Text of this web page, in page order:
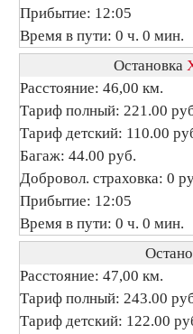
Прибытие: 12:05
Время в пути: 0 ч. 0 мин.
Остановка
Расстояние: 46,00 км.
Тариф полный: 221.00
Тариф детский: 110.00
Багаж: 44.00 руб.
Добровол. страховка: 0
Прибытие: 12:05
Время в пути: 0 ч. 0 мин.
Расстояние: 47,00 км.
Тариф полный: 243.00
Тариф детский: 122.00